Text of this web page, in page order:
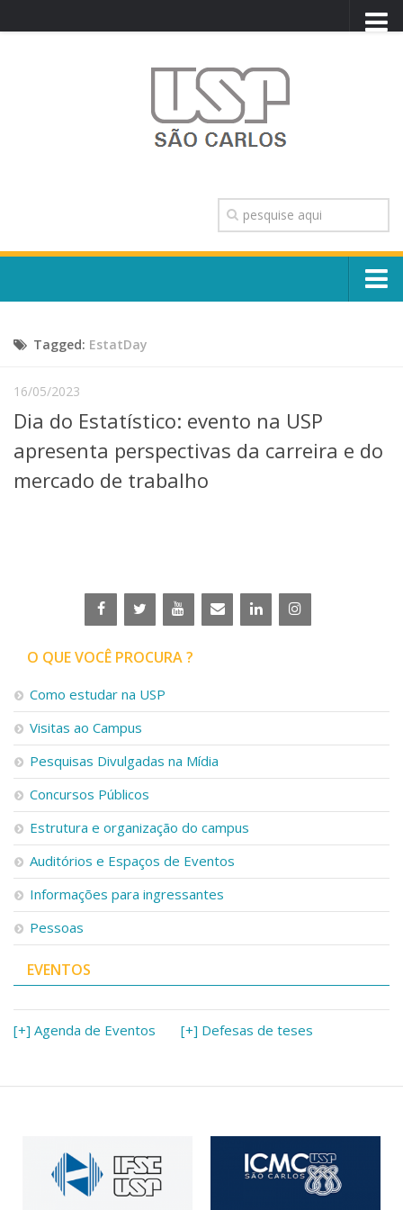
TRANSPARÊNCIA
OUVIDORIA
CONTATO
Escola, Institutos e Órgãos
Núcleos e Comissões
Telefones e Mapas
Ensino
Graduação
Linhas de Pesquisa
Centros, Núcleos e Projetos em Rede
Iniciação Científica
Empresas Juniores
Extensão à Comunidade
Projetos, Programas e Cursos
Artes, Cultura e Esportes
Museus e Espaços Interativos
Serviços
Bibliotecas
Apoio ao Estudante
Segurança, Trânsito e Prevenção
RH, Administrativo e Financeiro
Outros serviços
Comunicação
Assessorias e Mídias
Aplicativos e Sites
Jornal da USP
Agenda de Eventos
Tagged: EstatDay
16/05/2023
Dia do Estatístico: evento na USP
apresenta perspectivas da carreira e do
mercado de trabalho
O QUE VOCÊ PROCURA ?
Como estudar na USP
Visitas ao Campus
Pesquisas Divulgadas na Mídia
Concursos Públicos
Estrutura e organização do campus
Auditórios e Espaços de Eventos
Informações para ingressantes
Pessoas
EVENTOS
[+] Agenda de Eventos [+] Defesas de teses